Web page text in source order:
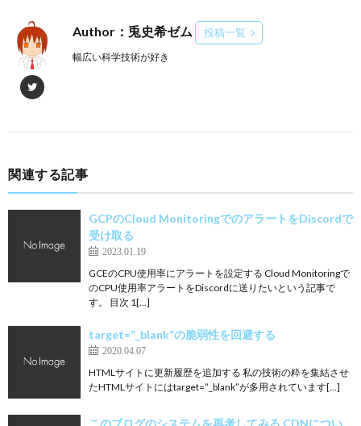
Author：兎史希ゼム 投稿一覧
幅広い科学技術が好き
関連する記事
GCPのCloud MonitoringでのアラートをDiscordで
受け取る
2023.01.19
GCEのCPU使用率にアラートを設定する Cloud Monitoringで
のCPU使用率アラートをDiscordに送りたいという記事で
す。 目次 1[…]
target=”_blank”の脆弱性を回避する
2020.04.07
HTMLサイトに更新履歴を追加する 私の技術の粋を集結させ
たHTMLサイトにはtarget=”_blank”が多用されています[…]
このブログのシステムを再考してみる CDNについ